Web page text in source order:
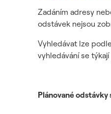
Zadáním adresy
odstávek nejsou
Vyhledávat lze
vyhledávání se
Plánované